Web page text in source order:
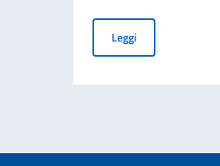
LeggiAVVISO AI